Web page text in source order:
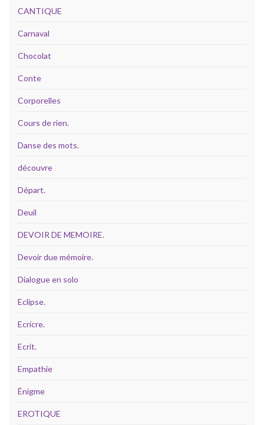
CANTIQUE
Carnaval
Chocolat
Conte
Corporelles
Cours de rien.
Danse des mots.
découvre
Départ.
Deuil
DEVOIR DE MEMOIRE.
Devoir due mémoire.
Dialogue en solo
Eclipse.
Ecricre.
Ecrit.
Empathie
Énigme
EROTIQUE